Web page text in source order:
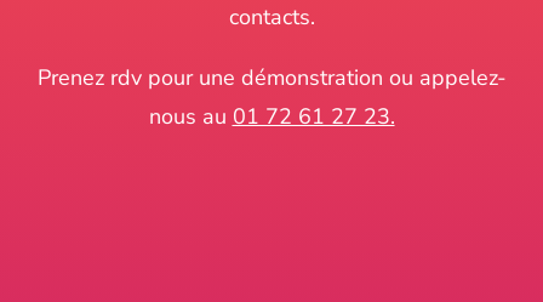
contacts.
Prenez rdv pour une démonstration ou appelez-
nous au 01 72 61 27 23.